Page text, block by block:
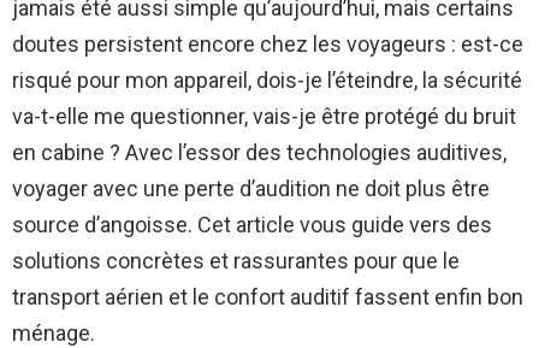
jamais été aussi simple qu’aujourd’hui, mais certains
doutes persistent encore chez les voyageurs : est-ce
risqué pour mon appareil, dois-je l’éteindre, la sécurité
va-t-elle me questionner, vais-je être protégé du bruit
en cabine ? Avec l’essor des technologies auditives,
voyager avec une perte d’audition ne doit plus être
source d’angoisse. Cet article vous guide vers des
solutions concrètes et rassurantes pour que le
transport aérien et le confort auditif fassent enfin bon
ménage.